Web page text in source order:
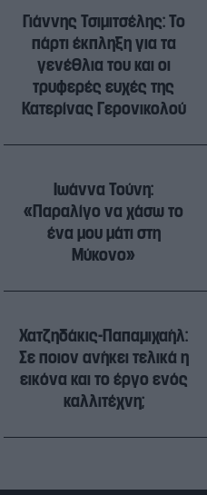
Γιάννης Τσιμιτσέλης: Το
πάρτι έκπληξη για τα
γενέθλια του και οι
τρυφερές ευχές της
Κατερίνας Γερονικολού
Ιωάννα Τούνη:
«Παραλίγο να χάσω το
ένα μου μάτι στη
Μύκονο»
Χατζηδάκις-Παπαμιχαήλ:
Σε ποιον ανήκει τελικά η
εικόνα και το έργο ενός
καλλιτέχνη;